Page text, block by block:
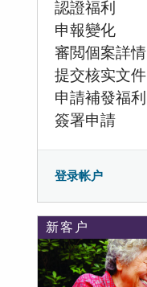
認證福利
申報變化
審閲個案詳情
提交核实文件
申請補發福利
簽署申請
登录帐户
新客户